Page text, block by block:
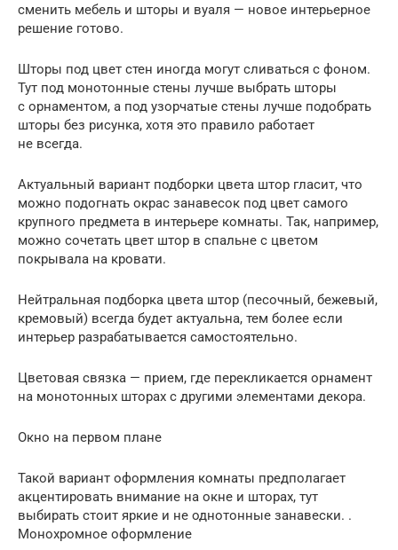
сменить мебель и шторы и вуаля — новое интерьерное
решение готово.
Шторы под цвет стен иногда могут сливаться с фоном.
Тут под монотонные стены лучше выбрать шторы
с орнаментом, а под узорчатые стены лучше подобрать
шторы без рисунка, хотя это правило работает
не всегда.
Актуальный вариант подборки цвета штор гласит, что
можно подогнать окрас занавесок под цвет самого
крупного предмета в интерьере комнаты. Так, например,
можно сочетать цвет штор в спальне с цветом
покрывала на кровати.
Нейтральная подборка цвета штор (песочный, бежевый,
кремовый) всегда будет актуальна, тем более если
интерьер разрабатывается самостоятельно.
Цветовая связка — прием, где перекликается орнамент
на монотонных шторах с другими элементами декора.
Окно на первом плане
Такой вариант оформления комнаты предполагает
акцентировать внимание на окне и шторах, тут
выбирать стоит яркие и не однотонные занавески. .
Монохромное оформление